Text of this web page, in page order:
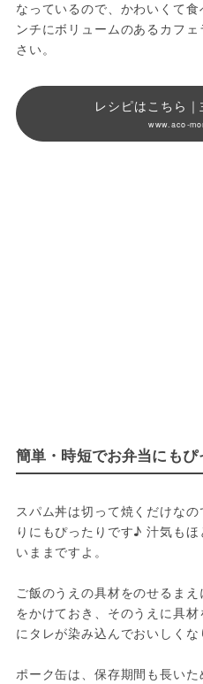
なっているので、かわいくて
ンチにボリュームのあるカフ
さい。
レシピはこちら
www.aco-
簡単・時短でお弁当にも
スパム丼は切って焼くだけな
りにもぴったりです♪ 汁気も
いままですよ。
ご飯のうえの具材をのせるま
をかけておき、そのうえに具
にタレが染み込んでおいしくな
ポーク缶は、保存期間も長い